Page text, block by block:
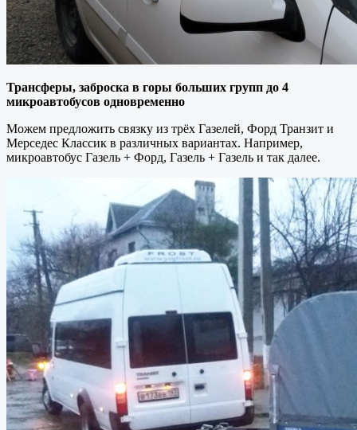
Трансферы, заброска в горы больших групп до 4
микроавтобусов одновременно
Можем предложить связку из трёх Газелей, Форд Транзит и
Мерседес Классик в различных вариантах. Например,
микроавтобус Газель + Форд, Газель + Газель и так далее.